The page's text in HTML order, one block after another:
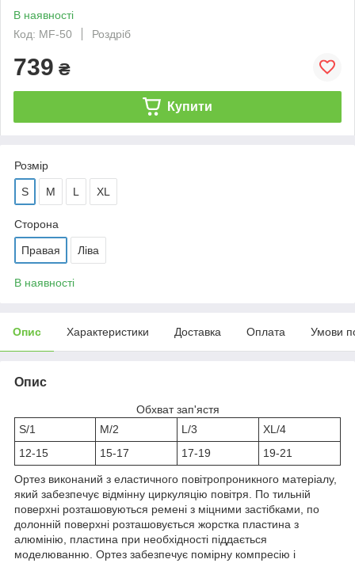
В наявності
Код: MF-50
Роздріб
739 ₴
Купити
Розмір
S M L XL
Сторона
Правая Ліва
В наявності
Опис Характеристики Доставка Оплата Умови
Опис
Обхват зап'ястя
S/1
M/2 L/3
XL/4
12-15
15-17 17-19 19-21
Ортез виконаний з еластичного повітропроникного матеріалу,
який забезпечує відмінну циркуляцію повітря. По тильній
поверхні розташовуються ремені з міцними застібками, по
долонній поверхні розташовується жорстка пластина з
алюмінію, пластина при необхідності піддається
моделюванню. Ортез забезпечує помірну компресію і